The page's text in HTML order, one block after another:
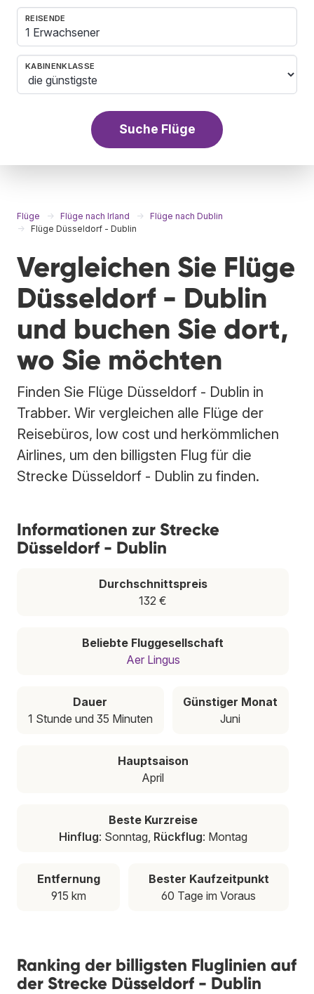
REISENDE
1 Erwachsener
KABINENKLASSE
Suche Flüge
Flüge Flüge nach Irland
Flüge nach Dublin
Flüge Düsseldorf - Dublin
Vergleichen Sie Flüge
Düsseldorf - Dublin
und buchen Sie dort,
wo Sie möchten
Finden Sie Flüge Düsseldorf - Dublin in
Trabber. Wir vergleichen alle Flüge der
Reisebüros, low cost und herkömmlichen
Airlines, um den billigsten Flug für die
Strecke Düsseldorf - Dublin zu finden.
Informationen zur Strecke
Düsseldorf - Dublin
Durchschnittspreis
132 €
Beliebte Fluggesellschaft
Aer Lingus
Dauer
1 Stunde und 35 Minuten
Günstiger Monat
Juni
Hauptsaison
April
Beste Kurzreise
Hinflug: Sonntag, Rückflug: Montag
Entfernung
915 km
Bester Kaufzeitpunkt
60 Tage im Voraus
Ranking der billigsten Fluglinien auf
der Strecke Düsseldorf - Dublin